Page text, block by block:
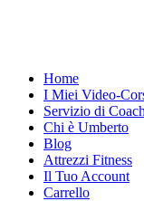
Home
I Miei Video-
Servizio di
Chi è Umberto
Blog
Attrezzi Fitness
Il Tuo Account
Carrello